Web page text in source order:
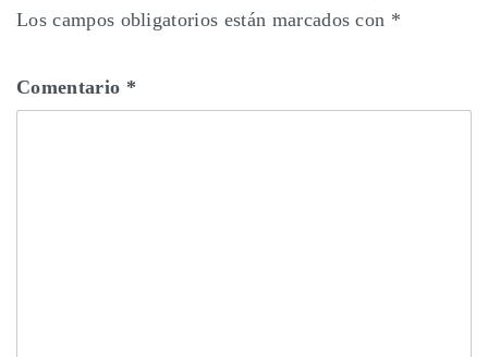
Los campos obligatorios están marcados con *
Comentario *